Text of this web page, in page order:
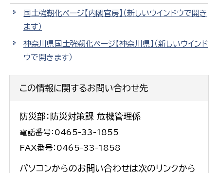
国土強靭化ページ【内閣官房】 （新しいウインドウで開き
ます）
神奈川県国土強靭化ページ【神奈川県】 （新しいウインド
ウで開きます）
この情報に関するお問い合わせ先
防災部：防災対策課 危機管理係
電話番号：0465-33-1855
FAX番号：0465-33-1858
パソコンからのお問い合わせは次のリンクから